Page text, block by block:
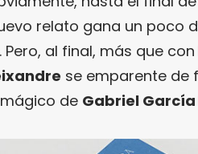
relato gana un poco
al final, más que
se emparente de
de Gabriel